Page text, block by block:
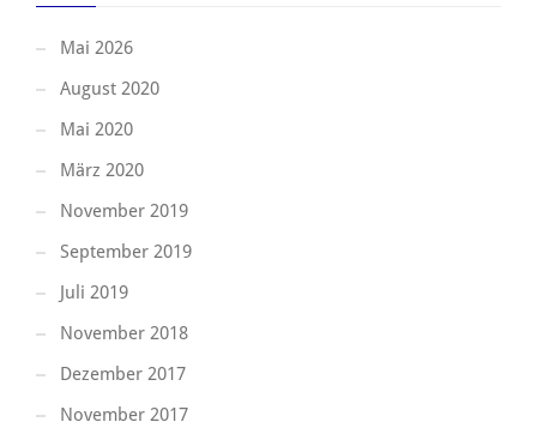
Mai 2026
August 2020
Mai 2020
März 2020
November 2019
September 2019
Juli 2019
November 2018
Dezember 2017
November 2017